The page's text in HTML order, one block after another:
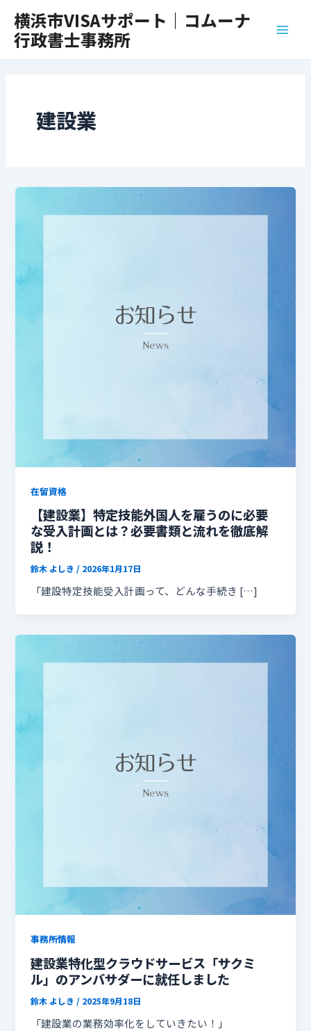
横浜市VISAサポート｜コムーナ
行政書士事務所
建設業
在留資格
【建設業】特定技能外国人を雇うのに必要
な受入計画とは？必要書類と流れを徹底解
説！
鈴木 よしき / 2026年1月17日
「建設特定技能受入計画って、どんな手続き […]
事務所情報
建設業特化型クラウドサービス「サクミ
ル」のアンバサダーに就任しました
鈴木 よしき / 2025年9月18日
「建設業の業務効率化をしていきたい！」